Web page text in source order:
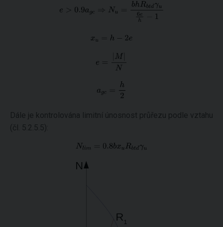
Dále je kontrolována limitní únosnost průřezu podle vztahu
(čl. 5.2.5.5):